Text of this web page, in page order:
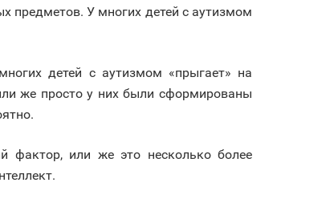
предметов. У многих детей с аутизмом
детей с аутизмом «прыгает» на
же просто у них были сформированы
фактор, или же это несколько более